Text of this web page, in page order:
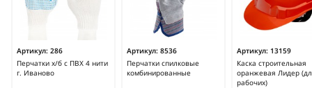
Артикул: 286
Перчатки х/б с ПВХ 4 нити
г. Иваново
Артикул: 8536
Перчатки спилковые
комбинированные
Артикул: 13159
Каска строительная
оранжевая Лидер
рабочих)